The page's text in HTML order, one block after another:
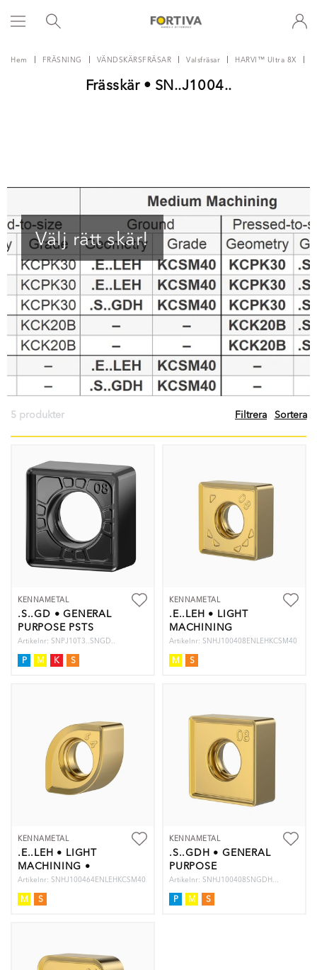
Hem FRÄSNING VÄNDSKÄRSFRÄSAR Valsfräsar HARVI™ Ultra 8X
Frässkär • SN..J1004..
Välj rätt skär!
5 produkter Filtrera Sortera
KENNAMETAL
.S..GD • GENERAL
PURPOSE PSTS
Artikelnr: SNPJ10T3..SNGD..
P M K S
KENNAMETAL
.E..LEH • LIGHT
MACHINING
Artikelnr: SNHJ100408ENLEHKCSM40
M S
KENNAMETAL
.E..LEH • LIGHT
MACHINING •
LEAD ROW ONLY
Artikelnr: SNHJ100464ENLEHKCSM40
M S
KENNAMETAL
.S..GDH • GENERAL
PURPOSE
Artikelnr: SNHJ100408SNGDH...
P M S